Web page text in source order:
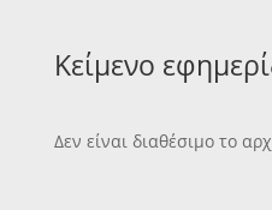
Κείμενο
Δεν είναι διαθέσιμο το